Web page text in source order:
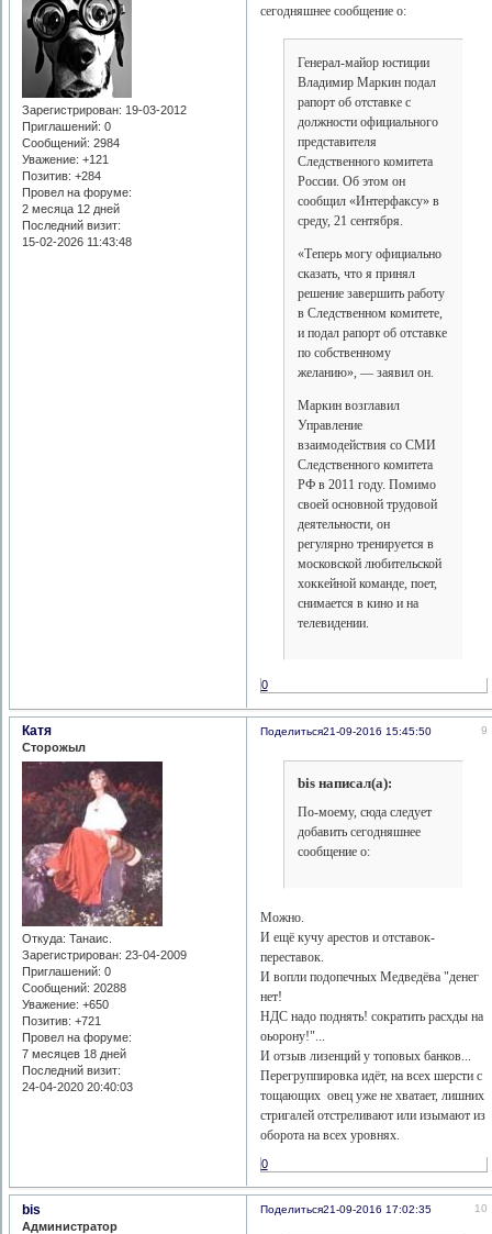
Зарегистрирован: 19-03-2012
Приглашений: 0
Сообщений: 2984
Уважение: +121
Позитив: +284
Провел на форуме:
2 месяца 12 дней
Последний визит:
15-02-2026 11:43:48
сегодняшнее сообщение о:
Генерал-майор юстиции
Владимир Маркин подал
рапорт об отставке с
должности официального
представителя
Следственного комитета
России. Об этом он
сообщил «Интерфаксу» в
среду, 21 сентября.
«Теперь могу официально
сказать, что я принял
решение завершить работу
в Следственном комитете,
и подал рапорт об отставке
по собственному
желанию», — заявил он.
Маркин возглавил
Управление
взаимодействия со СМИ
Следственного комитета
РФ в 2011 году. Помимо
своей основной трудовой
деятельности, он
регулярно тренируется в
московской любительской
хоккейной команде, поет,
снимается в кино и на
телевидении.
0
Поделиться 9
21-09-2016 15:45:50
Катя
Сторожыл
Откуда: Танаис.
Зарегистрирован: 23-04-2009
Приглашений: 0
Сообщений: 20288
Уважение: +650
Позитив: +721
Провел на форуме:
7 месяцев 18 дней
Последний визит:
24-04-2020 20:40:03
bis написал(а):
По-моему, сюда следует
добавить сегодняшнее
сообщение о:
Можно.
И ещё кучу арестов и отставок-
переставок.
И вопли подопечных Медведёва "денег
нет!
НДС надо поднять! сократить расхды на
оьорону!"...
И отзыв лизенций у топовых банков...
Перегруппировка идёт, на всех шерсти с
тощающих овец уже не хватает, лишних
стригалей отстреливают или изымают из
оборота на всех уровнях.
0
Поделиться 10
21-09-2016 17:02:35
bis
Администратор